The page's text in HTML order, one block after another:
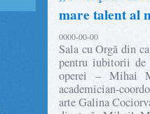
mare talent al
0000-00-00
Sala cu Orgă din
pentru iubitorii de
operei – Mihai
academician-
arte Galina